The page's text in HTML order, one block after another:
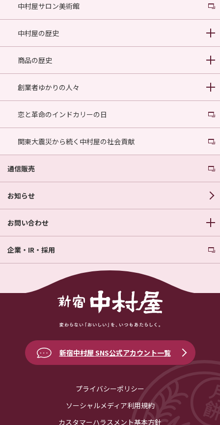
中村屋サロン美術館
中村屋の歴史
商品の歴史
創業者ゆかりの人々
恋と革命のインドカリーの日
関東大震災から続く中村屋の社会貢献
通信販売
お知らせ
お問い合わせ
企業・IR・採用
新宿中村屋 SNS公式アカウント一覧
プライバシーポリシー
ソーシャルメディア利用規約
カスタマーハラスメント基本方針